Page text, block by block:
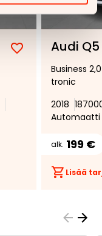
Lisää
suosikiksi
Poista
suosikeista
Audi Q5
Business
tronic
2018
Automaatti
alk. 199 €
Lisää